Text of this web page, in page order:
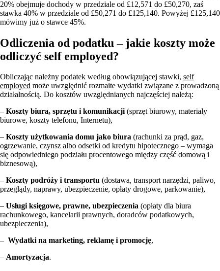
20% obejmuje dochody w przedziale od £12,571 do £50,270, zaś
stawka 40% w przedziale od £50,271 do £125,140. Powyżej £125,140
mówimy już o stawce 45%.
Odliczenia od podatku – jakie koszty może
odliczyć self employed?
Obliczając należny podatek według obowiązującej stawki, self
employed może uwzględnić rozmaite wydatki związane z prowadzoną
działalnością. Do kosztów uwzględnianych najczęściej należą:
– Koszty biura, sprzętu i komunikacji(sprzęt biurowy, materiały
biurowe, koszty telefonu, Internetu),
– Koszty użytkowania domu jako biura (rachunki za prąd, gaz,
ogrzewanie, czynsz albo odsetki od kredytu hipotecznego – wymaga
się odpowiedniego podziału procentowego między część domową i
biznesową),
– Koszty podróży i transportu (dostawa, transport narzędzi, paliwo,
przeglądy, naprawy, ubezpieczenie, opłaty drogowe, parkowanie),
– Usługi księgowe, prawne, ubezpieczenia (opłaty dla biura
rachunkowego, kancelarii prawnych, doradców podatkowych,
ubezpieczenia),
– Wydatki na marketing, reklamę i promocję,
– Amortyzacja.